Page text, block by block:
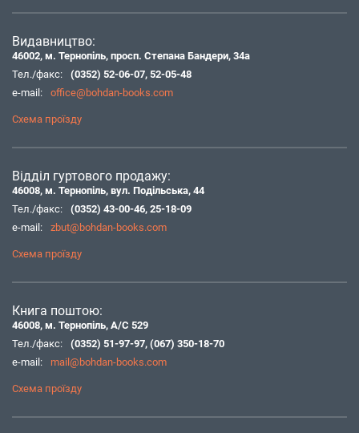
Видавництво:
46002, м. Тернопіль, просп. Степана Бандери, 34а
Тел./факс:
(0352) 52-06-07, 52-05-48
e-mail:
office@bohdan-books.com
Схема проїзду
Відділ гуртового продажу:
46008, м. Тернопіль, вул. Подільська, 44
Тел./факс:
(0352) 43-00-46, 25-18-09
e-mail:
zbut@bohdan-books.com
Схема проїзду
Книга поштою:
46008, м. Тернопіль, А/С 529
Тел./факс:
(0352) 51-97-97, (067) 350-18-70
e-mail:
mail@bohdan-books.com
Схема проїзду